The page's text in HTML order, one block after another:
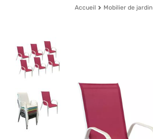
Accueil Mobilier de jardin